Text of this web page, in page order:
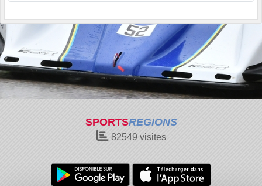
SPORTSREGIONS
82549 visites